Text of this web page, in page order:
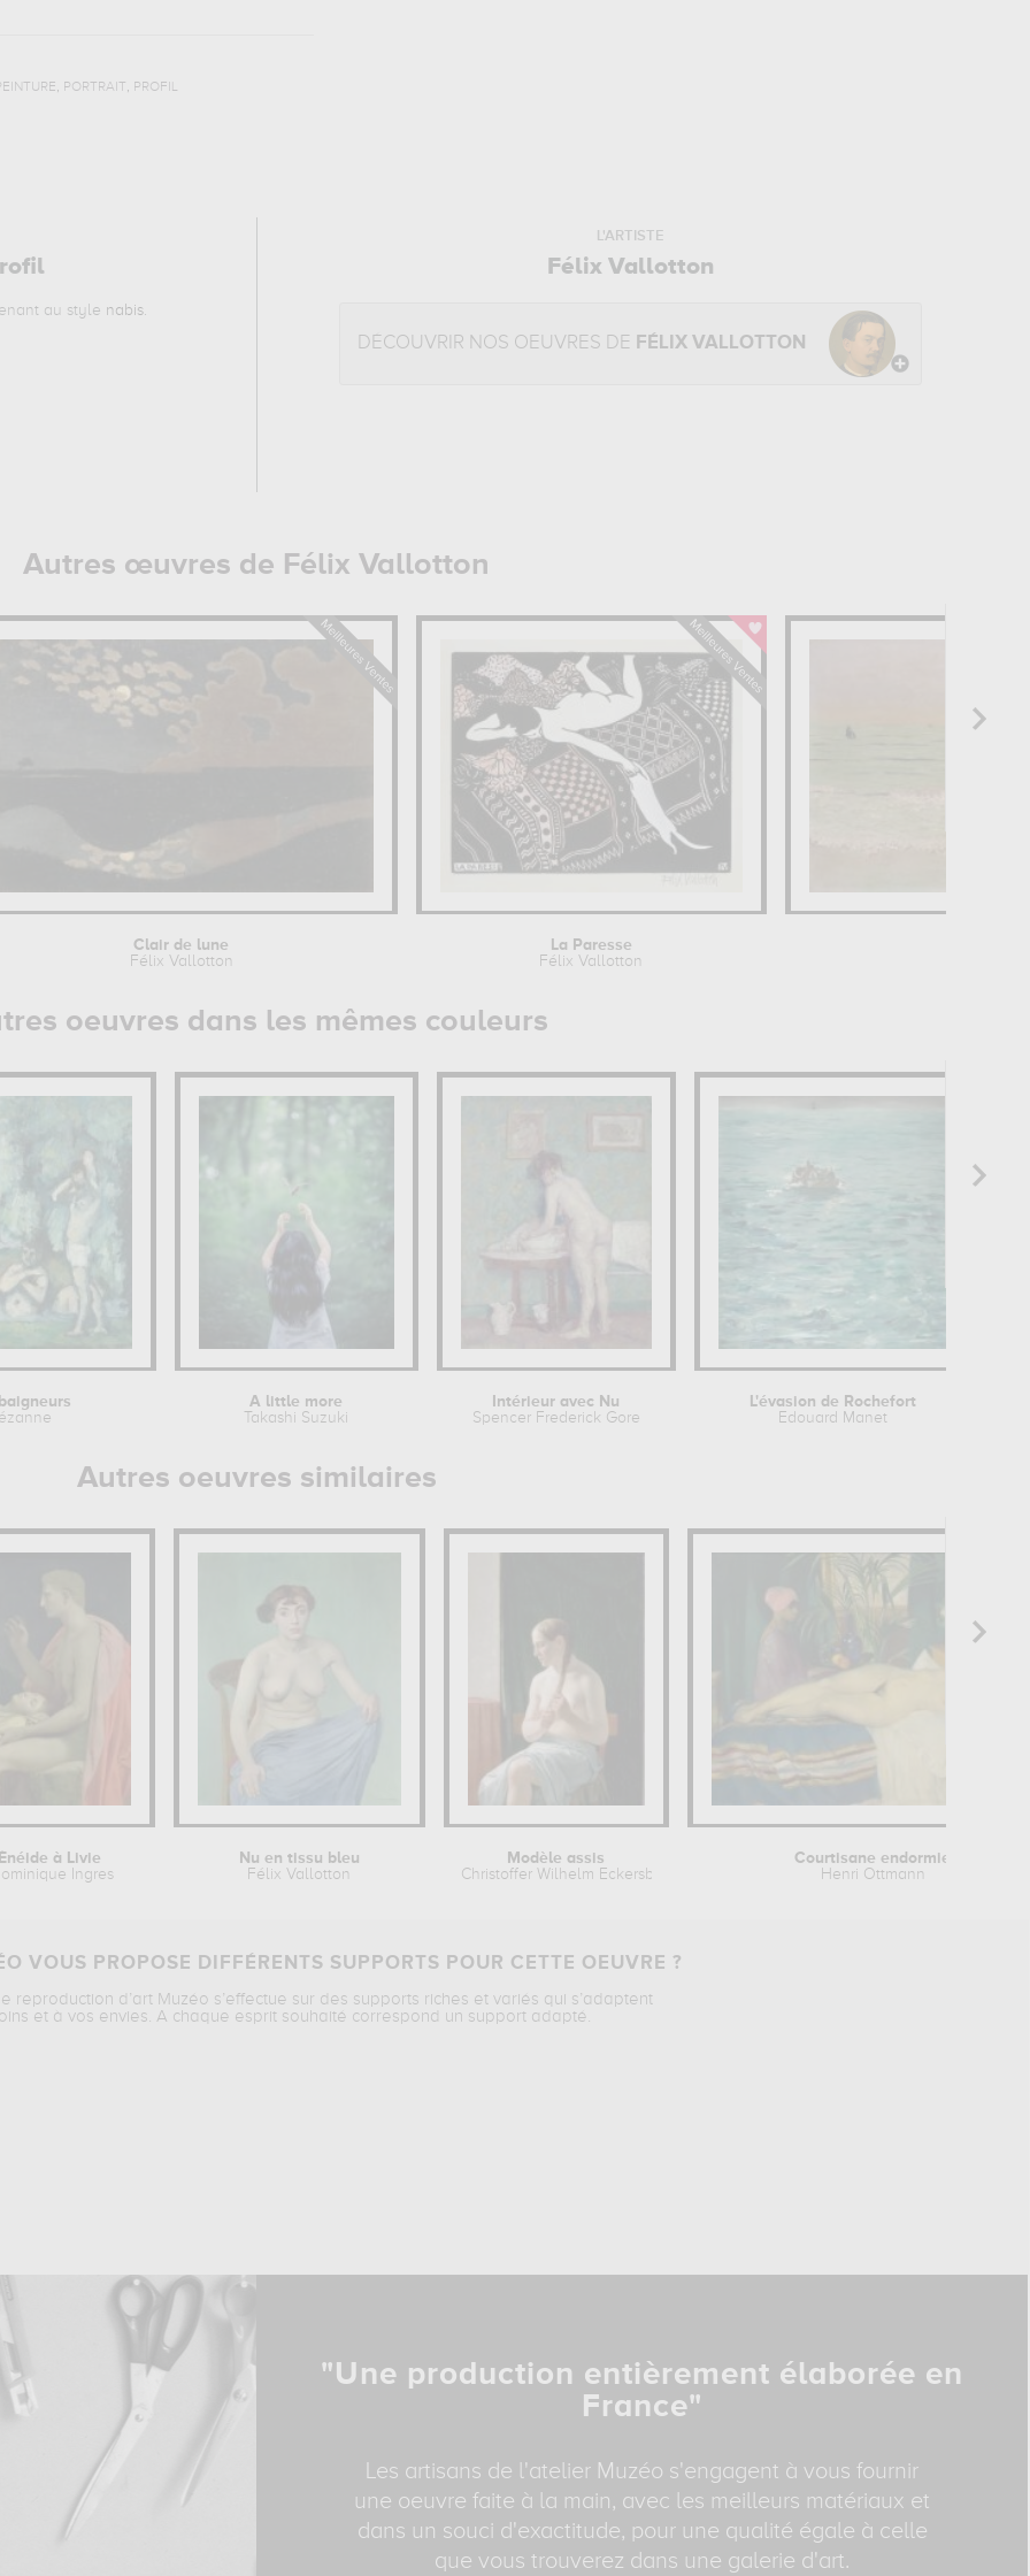
, PORTRAIT, PROFIL
au style nabis.
L'ARTISTE
Félix Vallotton
DÉCOUVRIR NOS OEUVRES DE FÉLIX VALLOTTON
Autres œuvres de Félix Vallotton
Clair de lune
Félix Vallotton
La Paresse
Félix Vallotton
oeuvres dans les mêmes couleurs
A little more
Takashi Suzuki
Intérieur avec Nu
Spencer Frederick Gore
L'évasion de Rochefort
Edouard Manet
Autres oeuvres similaires
à Livie
Ingres
Nu en tissu bleu
Félix Vallotton
Modèle assis
Christoffer Wilhelm Eckersberg
Courtisane endormie
Henri Ottmann
VOUS PROPOSE DIFFÉRENTS SUPPORTS POUR CETTE OEUVRE ?
reproduction d’art Muzéo s’effectue sur des supports riches et variés qui s’adaptent
et à vos envies. A chaque esprit souhaité correspond un support adapté.
"Une production entièrement élaborée en
France"
Les artisans de l'atelier Muzéo s'engagent à vous fournir
une oeuvre faite à la main, avec les meilleurs matériaux et
dans un souci d'exactitude, pour une qualité égale à celle
que vous trouverez dans une galerie d'art.